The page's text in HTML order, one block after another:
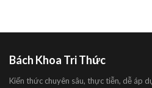
Bách Khoa Tri Thức
Kiến thức chuyên sâu, thực tiễn, dễ áp